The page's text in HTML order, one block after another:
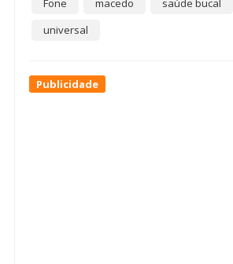
Fone
macedo
saúde bucal
universal
Publicidade